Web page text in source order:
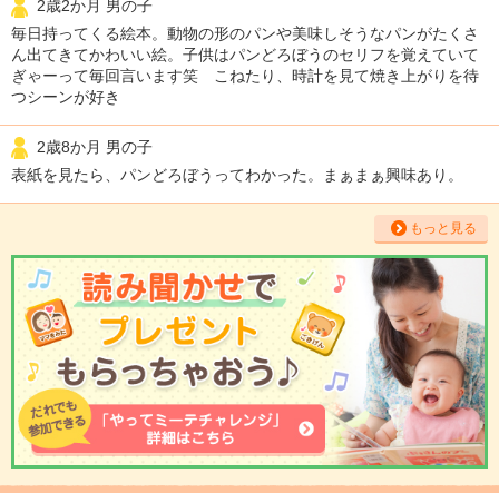
2歳2か月 男の子
毎日持ってくる絵本。動物の形のパンや美味しそうなパンがたくさ
ん出てきてかわいい絵。子供はパンどろぼうのセリフを覚えていて
ぎゃーって毎回言います笑 こねたり、時計を見て焼き上がりを待
つシーンが好き
2歳8か月 男の子
表紙を見たら、パンどろぼうってわかった。まぁまぁ興味あり。
もっと見る